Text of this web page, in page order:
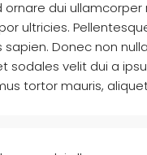
dui
ultricies.
Donec non
velit dui a
tortor mauris,